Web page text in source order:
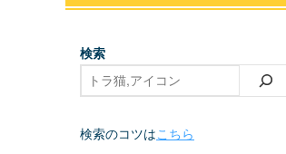
検索
検索のコツはこちら